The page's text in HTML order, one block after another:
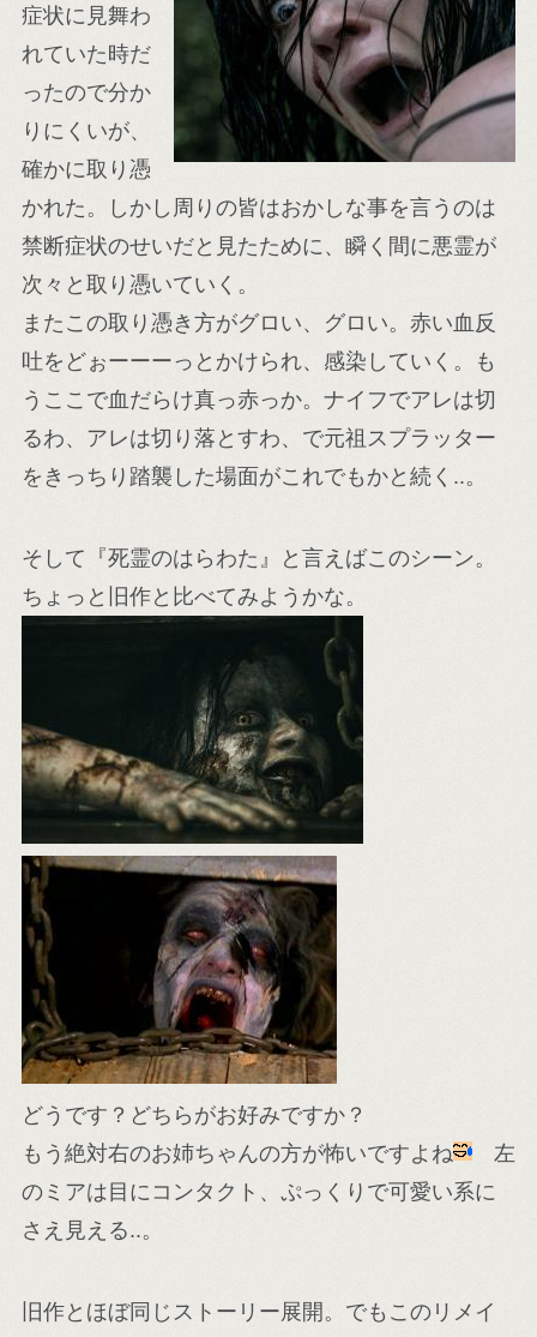
症状に見舞わ
れていた時だ
ったので分か
りにくいが、
確かに取り憑
かれた。しかし周りの皆はおかしな事を言うのは
禁断症状のせいだと見たために、瞬く間に悪霊が
次々と取り憑いていく。
またこの取り憑き方がグロい、グロい。赤い血反
吐をどぉーーーっとかけられ、感染していく。も
うここで血だらけ真っ赤っか。ナイフでアレは切
るわ、アレは切り落とすわ、で元祖スプラッター
をきっちり踏襲した場面がこれでもかと続く..。
そして『死霊のはらわた』と言えばこのシーン。
ちょっと旧作と比べてみようかな。
どうです？どちらがお好みですか？
もう絶対右のお姉ちゃんの方が怖いですよね
左
のミアは目にコンタクト、ぷっくりで可愛い系に
さえ見える..。
旧作とほぼ同じストーリー展開。でもこのリメイ